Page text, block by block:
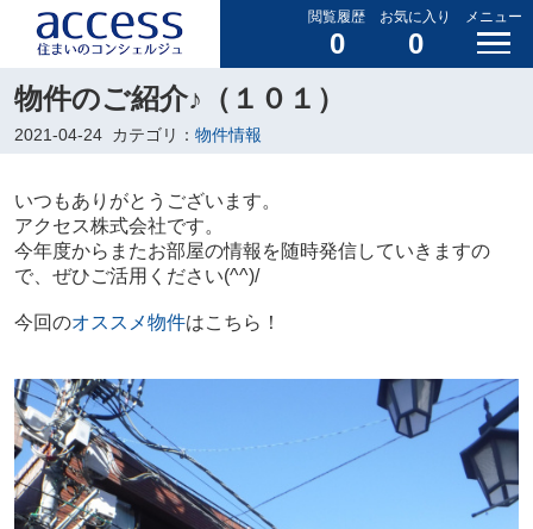
閲覧履歴
0
お気に入り
0
メニュー
物件のご紹介♪（１０１）
2021-04-24 カテゴリ： 物件情報
いつもありがとうございます。
アクセス株式会社です。
今年度からまたお部屋の情報を随時発信していきますの
で、ぜひご活用ください(^^)/
今回のオススメ物件はこちら！